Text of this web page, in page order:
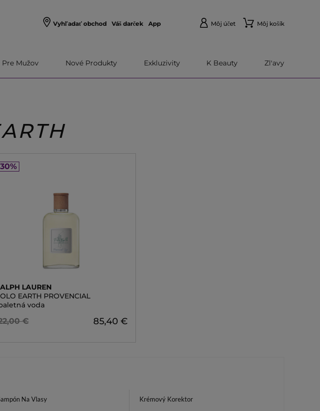
Vyhľadať obchod Váš darček App Môj účet Môj košík
Pre Mužov Nové Produkty Exkluzivity K Beauty Zl'avy
LAUREN
EARTH PROVENCIAL
voda
€ 85,40 €
Na Vlasy Krémový Korektor